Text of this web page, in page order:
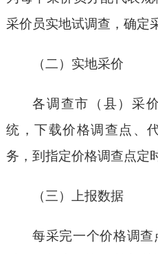
采价员实地试调查，确定
（二）实地采价
各调查市（县）采
统，下载价格调查点、
务，到指定价格调查点定
（三）上报数据
每采完一个价格调